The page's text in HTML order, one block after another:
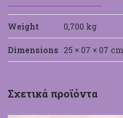
Weight 0,700 kg
Dimensions 25 × 07 × 07 cm
Σχετικά προϊόντα